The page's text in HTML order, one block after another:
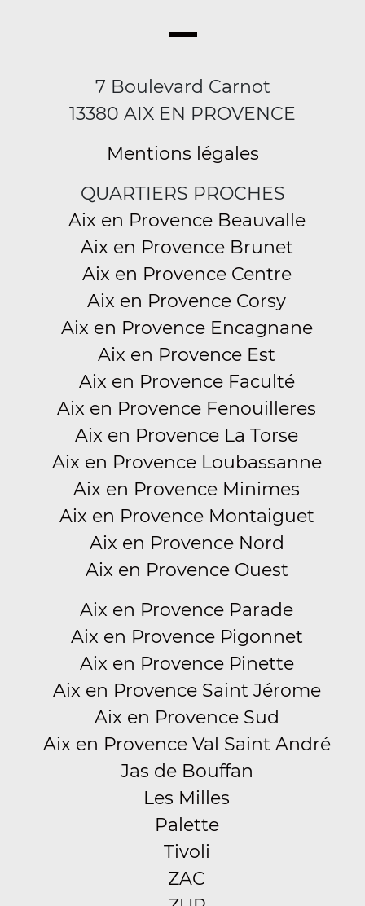
7 Boulevard Carnot
13380 AIX EN PROVENCE
Mentions légales
QUARTIERS PROCHES
Aix en Provence Beauvalle
Aix en Provence Brunet
Aix en Provence Centre
Aix en Provence Corsy
Aix en Provence Encagnane
Aix en Provence Est
Aix en Provence Faculté
Aix en Provence Fenouilleres
Aix en Provence La Torse
Aix en Provence Loubassanne
Aix en Provence Minimes
Aix en Provence Montaiguet
Aix en Provence Nord
Aix en Provence Ouest
Aix en Provence Parade
Aix en Provence Pigonnet
Aix en Provence Pinette
Aix en Provence Saint Jérome
Aix en Provence Sud
Aix en Provence Val Saint André
Jas de Bouffan
Les Milles
Palette
Tivoli
ZAC